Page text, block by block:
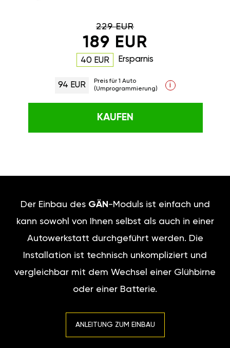
229 EUR
189 EUR
40 EUR Ersparnis
94 EUR
Preis für 1 Auto
(Umprogrammierung)
i
KAUFEN
Der Einbau des GÄN -Moduls ist einfach und
kann sowohl von Ihnen selbst als auch in einer
Autowerkstatt durchgeführt werden. Die
Installation ist technisch unkompliziert und
vergleichbar mit dem Wechsel einer Glühbirne
oder einer Batterie.
ANLEITUNG ZUM EINBAU